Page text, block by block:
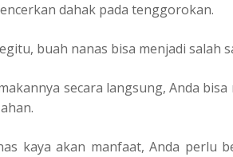
dahak pada tenggorokan.
buah nanas bisa menjadi
secara langsung, Anda
kaya akan manfaat, Anda perlu